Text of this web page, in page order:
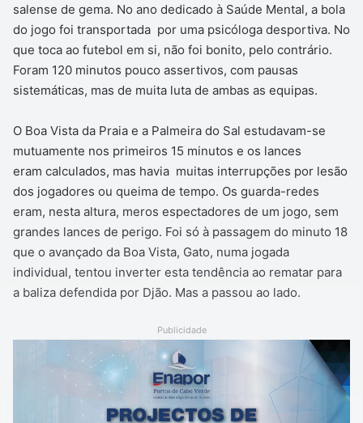
salense de gema. No ano dedicado à Saúde Mental, a bola
do jogo foi transportada por uma psicóloga desportiva. No
que toca ao futebol em si, não foi bonito, pelo contrário.
Foram 120 minutos pouco assertivos, com pausas
sistemáticas, mas de muita luta de ambas as equipas.
O Boa Vista da Praia e a Palmeira do Sal estudavam-se
mutuamente nos primeiros 15 minutos e os lances
eram calculados, mas havia muitas interrupções por lesão
dos jogadores ou queima de tempo. Os guarda-redes
eram, nesta altura, meros espectadores de um jogo, sem
grandes lances de perigo. Foi só à passagem do minuto 18
que o avançado da Boa Vista, Gato, numa jogada
individual, tentou inverter esta tendência ao rematar para
a baliza defendida por Djão. Mas a passou ao lado.
Publicidade